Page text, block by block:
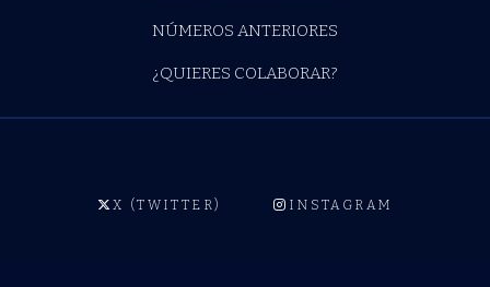
NÚMEROS ANTERIORES
¿QUIERES COLABORAR?
X (TWITTER) INSTAGRAM